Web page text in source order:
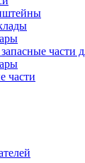
части
части